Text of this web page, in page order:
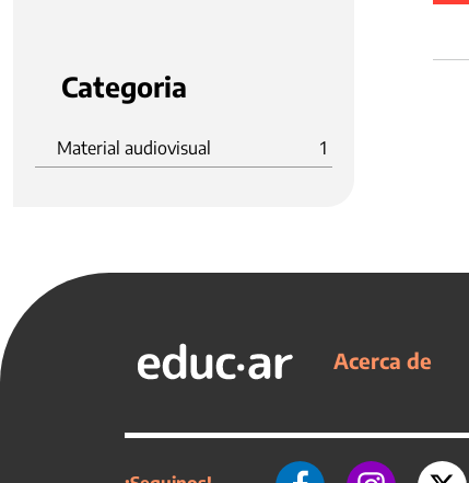
Categoria
Material audiovisual 1
Acerca de